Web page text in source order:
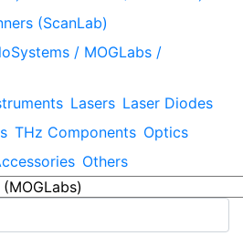
(ScanLab)
/ MOGLabs /
Lasers Laser Diodes
THz Components Optics
Others